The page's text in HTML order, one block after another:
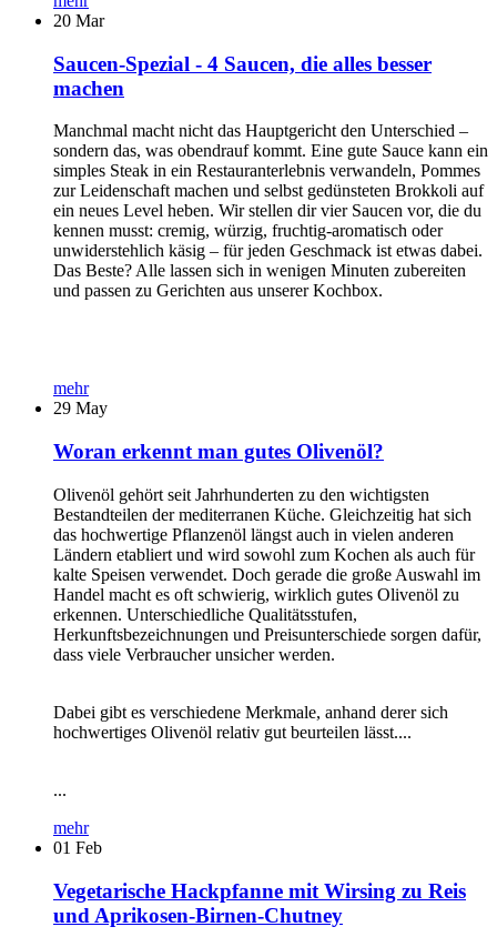
20 Mar
Saucen-Spezial - 4 Saucen, die alles besser
machen
Manchmal macht nicht das Hauptgericht den Unterschied –
sondern das, was obendrauf kommt. Eine gute Sauce kann ein
simples Steak in ein Restauranterlebnis verwandeln, Pommes
zur Leidenschaft machen und selbst gedünsteten Brokkoli auf
ein neues Level heben. Wir stellen dir vier Saucen vor, die du
kennen musst: cremig, würzig, fruchtig-aromatisch oder
unwiderstehlich käsig – für jeden Geschmack ist etwas dabei.
Das Beste? Alle lassen sich in wenigen Minuten zubereiten
und passen zu Gerichten aus unserer Kochbox.
mehr
29 May
Woran erkennt man gutes Olivenöl?
Olivenöl gehört seit Jahrhunderten zu den wichtigsten
Bestandteilen der mediterranen Küche. Gleichzeitig hat sich
das hochwertige Pflanzenöl längst auch in vielen anderen
Ländern etabliert und wird sowohl zum Kochen als auch für
kalte Speisen verwendet. Doch gerade die große Auswahl im
Handel macht es oft schwierig, wirklich gutes Olivenöl zu
erkennen. Unterschiedliche Qualitätsstufen,
Herkunftsbezeichnungen und Preisunterschiede sorgen dafür,
dass viele Verbraucher unsicher werden.
Dabei gibt es verschiedene Merkmale, anhand derer sich
hochwertiges Olivenöl relativ gut beurteilen lässt....
...
mehr
01 Feb
Vegetarische Hackpfanne mit Wirsing zu Reis
und Aprikosen-Birnen-Chutney